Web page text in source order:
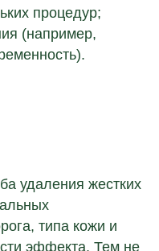
процедур;
(например,
удаления жестких
типа кожи и
эффекта. Тем не